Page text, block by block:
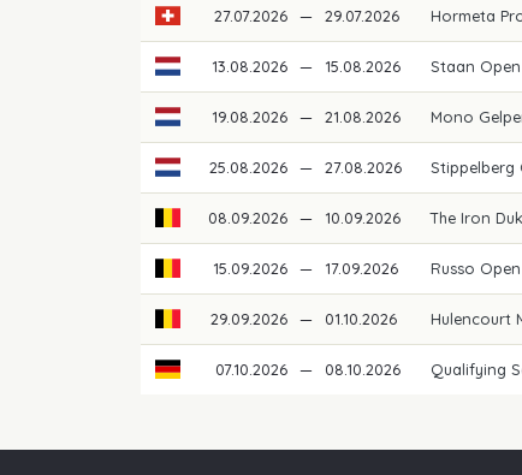
27.07.2026 — 29.07.2026 Hormeta
13.08.2026 — 15.08.2026 Staan
19.08.2026 — 21.08.2026 Mono
25.08.2026 — 27.08.2026 Stippelberg
08.09.2026 — 10.09.2026 The Iron
15.09.2026 — 17.09.2026 Russo
29.09.2026 — 01.10.2026 Hulencourt
07.10.2026 — 08.10.2026 Qualifying